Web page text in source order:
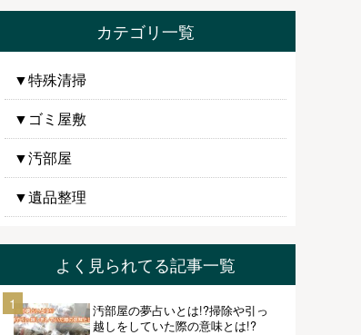
カテゴリ一覧
▼特殊清掃
▼ゴミ屋敷
▼汚部屋
▼遺品整理
よく見られてる記事一覧
1
汚部屋の夢占いとは!?掃除や引っ
越しをしていた際の意味とは!?